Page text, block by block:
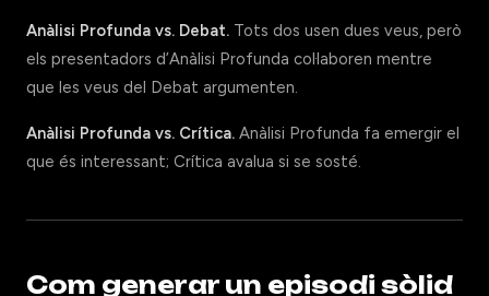
Anàlisi Profunda vs. Debat. Tots dos usen dues veus, però
els presentadors d’Anàlisi Profunda col·laboren mentre
que les veus del Debat argumenten.
Anàlisi Profunda vs. Crítica. Anàlisi Profunda fa emergir el
que és interessant; Crítica avalua si se sosté.
Com generar un episodi sòlid